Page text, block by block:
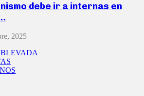
debe ir a internas en
2025